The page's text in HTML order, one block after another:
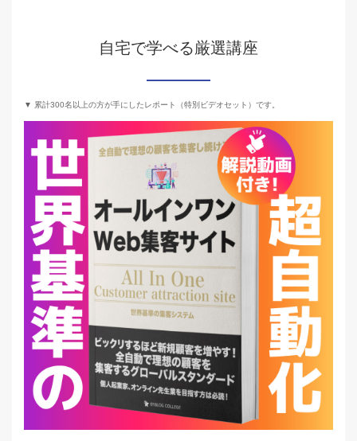
自宅で学べる厳選講座
▼ 累計300名以上の方が手にしたレポート（特別ビデオセット）です。